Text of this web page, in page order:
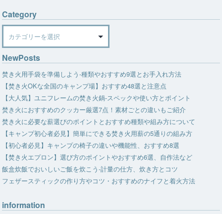
Category
NewPosts
焚き火用手袋を準備しよう-種類やおすすめ9選とお手入れ方法
【焚き火OKな全国のキャンプ場】おすすめ48選と注意点
【大人気】ユニフレームの焚き火鍋-スペックや使い方とポイント
焚き火におすすめのクッカー厳選7点！素材ごとの違いもご紹介
焚き火に必要な薪選びのポイントとおすすめ種類や組み方について
【キャンプ初心者必見】簡単にできる焚き火用薪の5通りの組み方
【初心者必見】キャンプの椅子の違いや機能性、おすすめ8選
【焚き火エプロン】選び方のポイントやおすすめ6選、自作法など
飯盒炊飯でおいしいご飯を炊こう-計量の仕方、炊き方とコツ
フェザースティックの作り方やコツ・おすすめのナイフと着火方法
information